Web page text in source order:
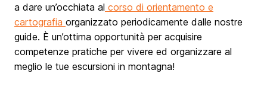
a dare un’occhiata al corso di orientamento e
cartografia organizzato periodicamente dalle nostre
guide. È un’ottima opportunità per acquisire
competenze pratiche per vivere ed organizzare al
meglio le tue escursioni in montagna!